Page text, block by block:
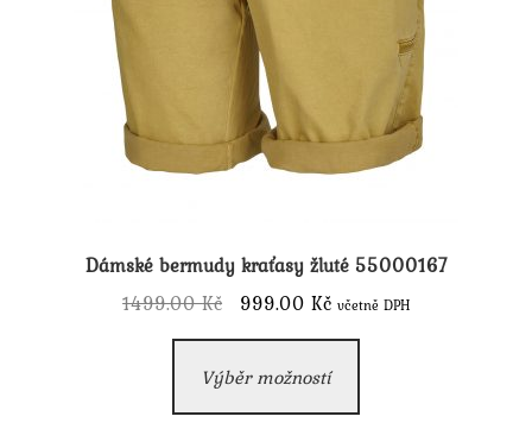
Dámské bermudy kraťasy žluté 55000167
1499.00Kč
Původní
cena
byla:
999.00 KčAktuální
cena
je:
včetně DPH
Výběr možností
má